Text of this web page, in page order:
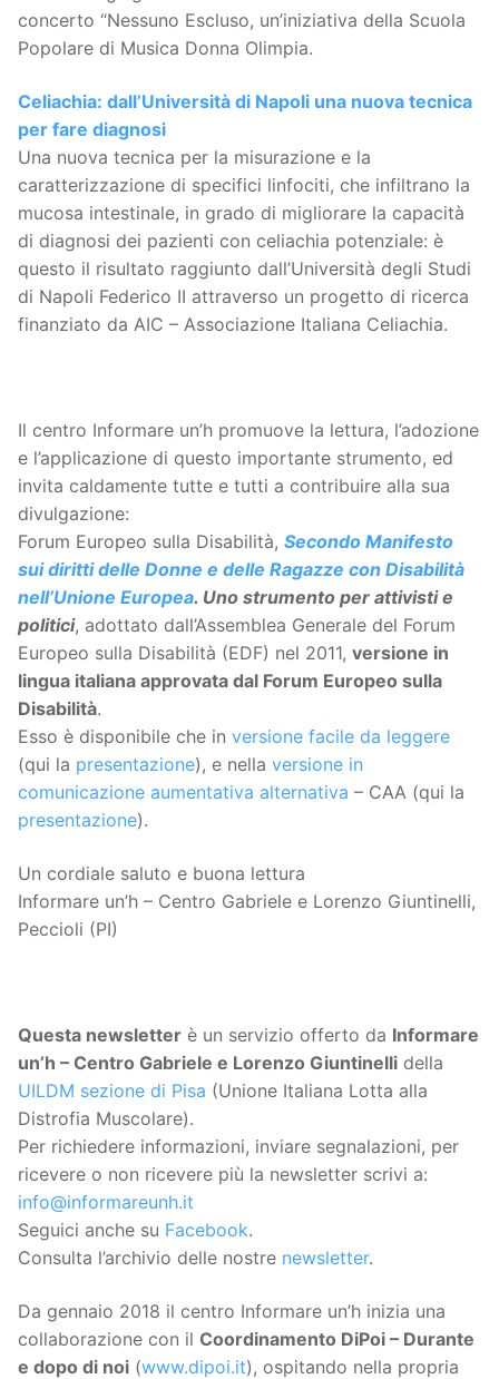
concerto “Nessuno Escluso, un’iniziativa della Scuola
Popolare di Musica Donna Olimpia.
Celiachia: dall’Università di Napoli una nuova tecnica
per fare diagnosi
Una nuova tecnica per la misurazione e la
caratterizzazione di specifici linfociti, che infiltrano la
mucosa intestinale, in grado di migliorare la capacità
di diagnosi dei pazienti con celiachia potenziale: è
questo il risultato raggiunto dall’Università degli Studi
di Napoli Federico II attraverso un progetto di ricerca
finanziato da AIC – Associazione Italiana Celiachia.
Il centro Informare un’h promuove la lettura, l’adozione
e l’applicazione di questo importante strumento, ed
invita caldamente tutte e tutti a contribuire alla sua
divulgazione:
Forum Europeo sulla Disabilità, Secondo Manifesto
sui diritti delle Donne e delle Ragazze con Disabilità
nell’Unione Europea. Uno strumento per attivisti e
politici, adottato dall’Assemblea Generale del Forum
Europeo sulla Disabilità (EDF) nel 2011, versione in
lingua italiana approvata dal Forum Europeo sulla
Disabilità.
Esso è disponibile che in versione facile da leggere
(qui la presentazione), e nella versione in
comunicazione aumentativa alternativa – CAA (qui la
presentazione).
Un cordiale saluto e buona lettura
Informare un’h – Centro Gabriele e Lorenzo Giuntinelli,
Peccioli (PI)
Questa newsletter è un servizio offerto da Informare
un’h – Centro Gabriele e Lorenzo Giuntinelli della
UILDM sezione di Pisa (Unione Italiana Lotta alla
Distrofia Muscolare).
Per richiedere informazioni, inviare segnalazioni, per
ricevere o non ricevere più la newsletter scrivi a:
info@informareunh.it
Seguici anche su Facebook.
Consulta l’archivio delle nostre newsletter.
Da gennaio 2018 il centro Informare un’h inizia una
collaborazione con il Coordinamento DiPoi – Durante
e dopo di noi (www.dipoi.it), ospitando nella propria